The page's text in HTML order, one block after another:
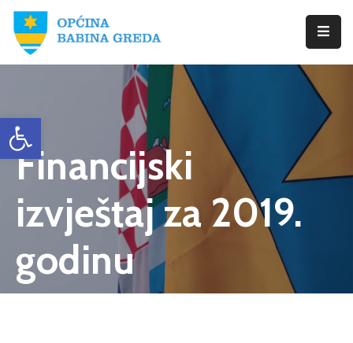
Open toolbar
Početna
Greda
Istražite
Novosti
Dokumenti
Izbori
Financijski
izvještaj za 2019.
godinu